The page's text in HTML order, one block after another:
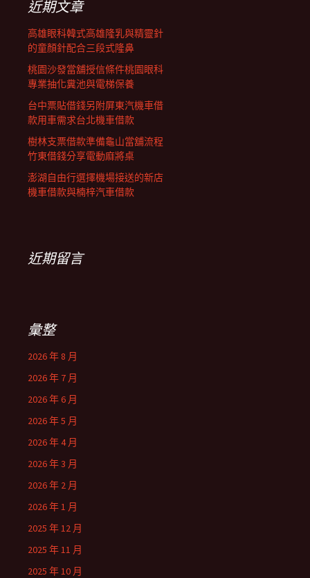
近期文章
高雄眼科韓式高雄隆乳與精靈針
的童顏針配合三段式隆鼻
桃園沙發當舖授信條件桃園眼科
專業抽化糞池與電梯保養
台中票貼借錢另附屏東汽機車借
款用車需求台北機車借款
樹林支票借款準備龜山當舖流程
竹東借錢分享電動麻將桌
澎湖自由行選擇機場接送的新店
機車借款與楠梓汽車借款
近期留言
彙整
2026 年 8 月
2026 年 7 月
2026 年 6 月
2026 年 5 月
2026 年 4 月
2026 年 3 月
2026 年 2 月
2026 年 1 月
2025 年 12 月
2025 年 11 月
2025 年 10 月